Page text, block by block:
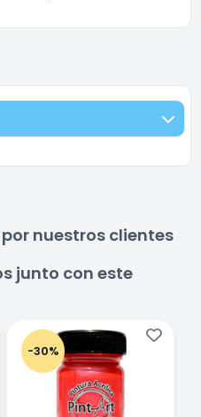
nuestros clientes
junto con este
-30%